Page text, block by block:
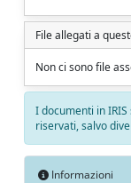
File allegati a
Non ci sono file
I documenti in
riservati, salvo
Informazioni